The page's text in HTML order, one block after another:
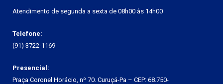
Atendimento de segunda a sexta de 08h00 às 14h00
Telefone:
(91) 3722-1169
Presencial:
Praça Coronel Horácio, nº 70. Curuçá-Pa – CEP: 68.750-